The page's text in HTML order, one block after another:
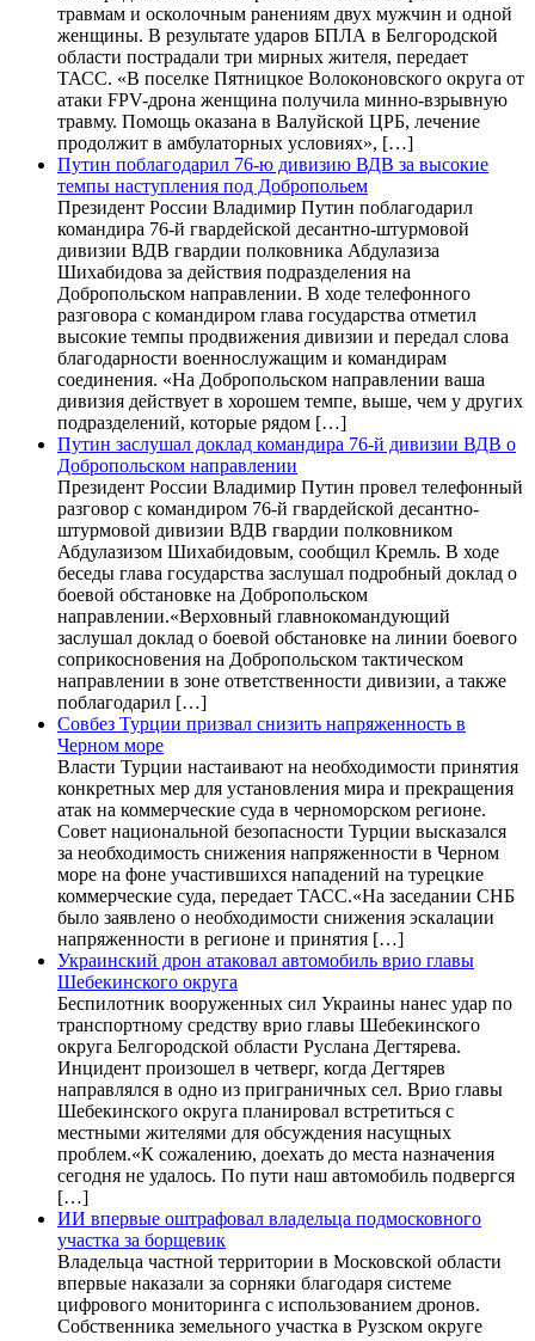
травмам и осколочным ранениям двух мужчин и одной
женщины. В результате ударов БПЛА в Белгородской
области пострадали три мирных жителя, передает
ТАСС. «В поселке Пятницкое Волоконовского округа от
атаки FPV-дрона женщина получила минно-взрывную
травму. Помощь оказана в Валуйской ЦРБ, лечение
продолжит в амбулаторных условиях», […]
Путин поблагодарил 76-ю дивизию ВДВ за высокие
темпы наступления под Добропольем
Президент России Владимир Путин поблагодарил
командира 76-й гвардейской десантно-штурмовой
дивизии ВДВ гвардии полковника Абдулазиза
Шихабидова за действия подразделения на
Добропольском направлении. В ходе телефонного
разговора с командиром глава государства отметил
высокие темпы продвижения дивизии и передал слова
благодарности военнослужащим и командирам
соединения. «На Добропольском направлении ваша
дивизия действует в хорошем темпе, выше, чем у других
подразделений, которые рядом […]
Путин заслушал доклад командира 76-й дивизии ВДВ о
Добропольском направлении
Президент России Владимир Путин провел телефонный
разговор с командиром 76-й гвардейской десантно-
штурмовой дивизии ВДВ гвардии полковником
Абдулазизом Шихабидовым, сообщил Кремль. В ходе
беседы глава государства заслушал подробный доклад о
боевой обстановке на Добропольском
направлении.«Верховный главнокомандующий
заслушал доклад о боевой обстановке на линии боевого
соприкосновения на Добропольском тактическом
направлении в зоне ответственности дивизии, а также
поблагодарил […]
Совбез Турции призвал снизить напряженность в
Черном море
Власти Турции настаивают на необходимости принятия
конкретных мер для установления мира и прекращения
атак на коммерческие суда в черноморском регионе.
Совет национальной безопасности Турции высказался
за необходимость снижения напряженности в Черном
море на фоне участившихся нападений на турецкие
коммерческие суда, передает ТАСС.«На заседании СНБ
было заявлено о необходимости снижения эскалации
напряженности в регионе и принятия […]
Украинский дрон атаковал автомобиль врио главы
Шебекинского округа
Беспилотник вооруженных сил Украины нанес удар по
транспортному средству врио главы Шебекинского
округа Белгородской области Руслана Дегтярева.
Инцидент произошел в четверг, когда Дегтярев
направлялся в одно из приграничных сел. Врио главы
Шебекинского округа планировал встретиться с
местными жителями для обсуждения насущных
проблем.«К сожалению, доехать до места назначения
сегодня не удалось. По пути наш автомобиль подвергся
[…]
ИИ впервые оштрафовал владельца подмосковного
участка за борщевик
Владельца частной территории в Московской области
впервые наказали за сорняки благодаря системе
цифрового мониторинга с использованием дронов.
Собственника земельного участка в Рузском округе